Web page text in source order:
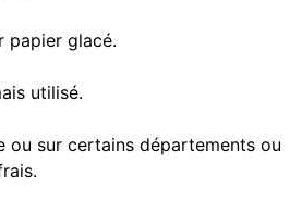
papier glacé.
utilisé.
ou sur certains départements ou